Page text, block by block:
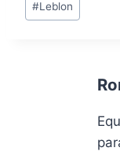
do
#Leblon